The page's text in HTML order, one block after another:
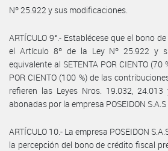
Nº 25.922 y sus modificaciones.
ARTÍCULO 9°.- Establécese que el bono
el Artículo 8º de la Ley Nº 25.922 y
equivalente al SETENTA POR CIENTO (70
POR CIENTO (100 %) de las
refieren las Leyes Nros. 19.032,
abonadas por la empresa POSEIDON S.A.S
ARTÍCULO 10.- La empresa POSEIDON
la percepción del bono de crédito fiscal